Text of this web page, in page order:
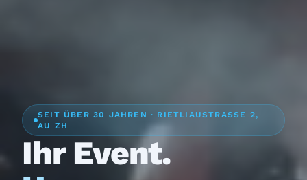
SEIT ÜBER 30 JAHREN · RIETLIAUSTRASSE 2,
AU ZH
Ihr Event.